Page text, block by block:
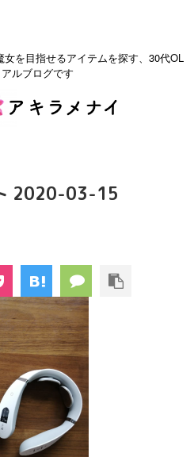
を目指せるアイテムを探す、30代OL
ルブログです
2020-03-15